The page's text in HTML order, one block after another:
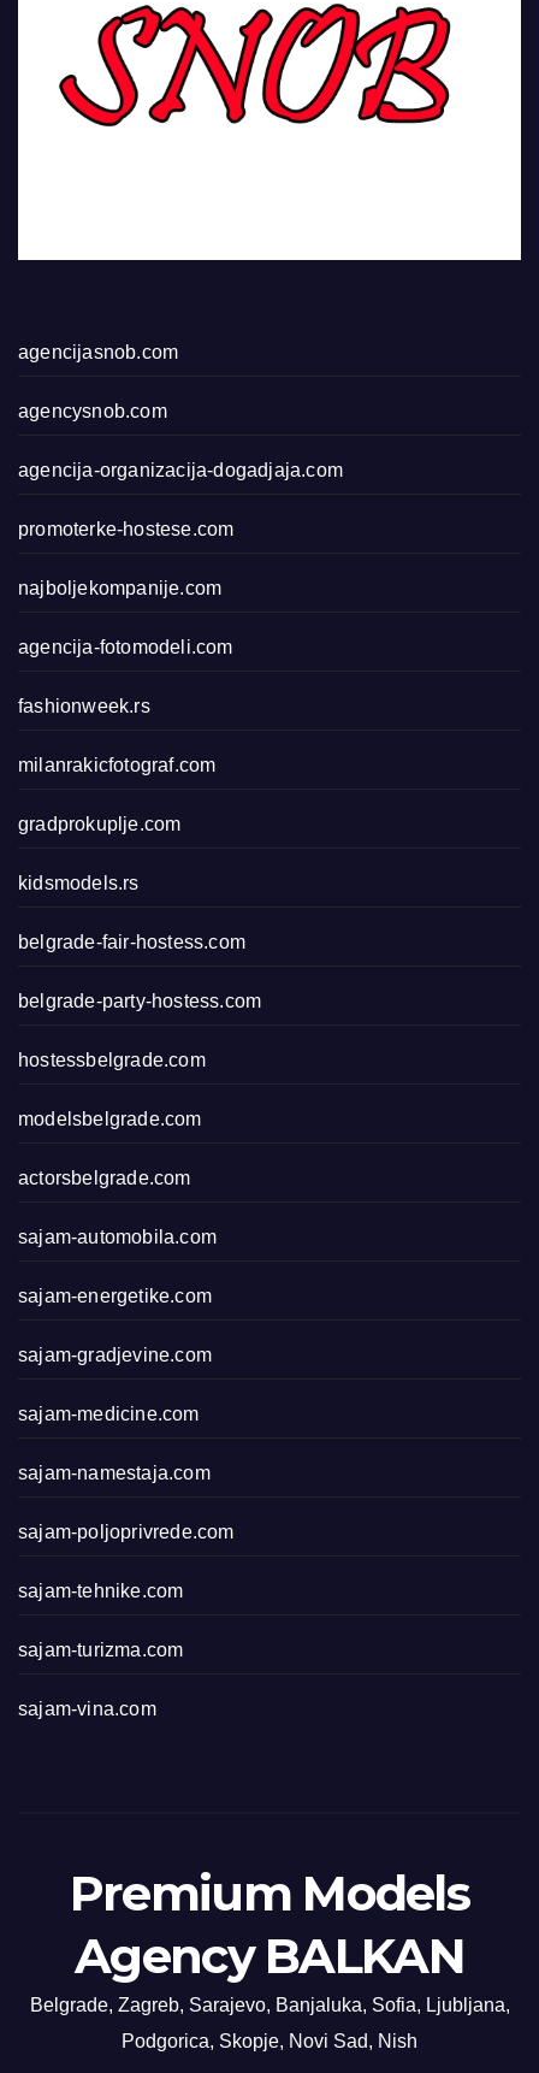
agencijasnob.com
agencysnob.com
agencija-organizacija-dogadjaja.com
promoterke-hostese.com
najboljekompanije.com
agencija-fotomodeli.com
fashionweek.rs
milanrakicfotograf.com
gradprokuplje.com
kidsmodels.rs
belgrade-fair-hostess.com
belgrade-party-hostess.com
hostessbelgrade.com
modelsbelgrade.com
actorsbelgrade.com
sajam-automobila.com
sajam-energetike.com
sajam-gradjevine.com
sajam-medicine.com
sajam-namestaja.com
sajam-poljoprivrede.com
sajam-tehnike.com
sajam-turizma.com
sajam-vina.com
Premium Models
Agency BALKAN
Belgrade, Zagreb, Sarajevo, Banjaluka, Sofia, Ljubljana,
Podgorica, Skopje, Novi Sad, Nish